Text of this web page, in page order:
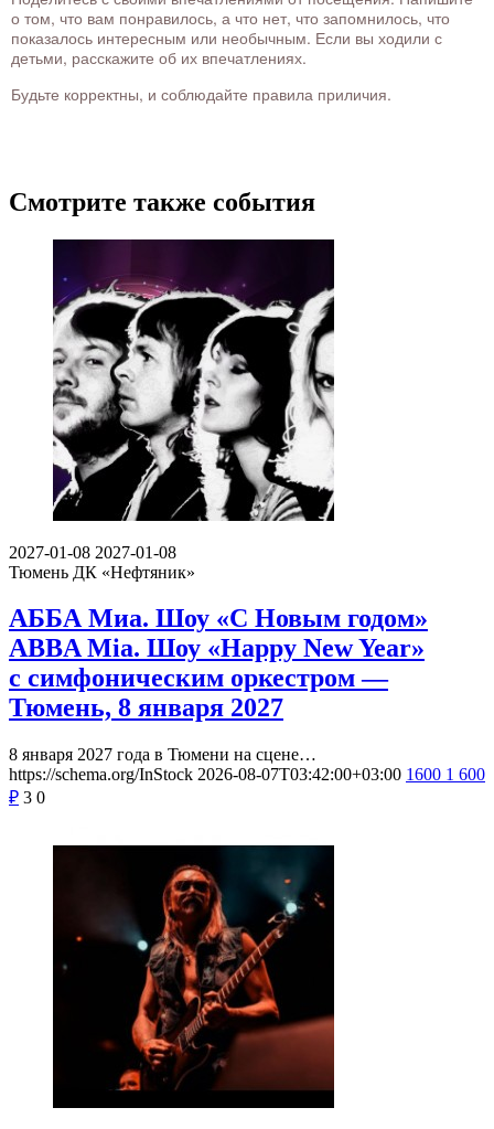
о том, что вам понравилось, а что нет, что запомнилось, что
показалось интересным или необычным. Если вы ходили с
детьми, расскажите об их впечатлениях.
Будьте корректны, и соблюдайте правила приличия.
Смотрите также события
2027-01-08 2027-01-08
Тюмень ДК «Нефтяник»
АББА Миа. Шоу «С Новым годом»
ABBA Mia. Шоу «Happy New Year»
с симфоническим оркестром —
Тюмень, 8 января 2027
8 января 2027 года в Тюмени на сцене…
https://schema.org/InStock 2026-08-07T03:42:00+03:00 1600 1 600
₽ 3 0